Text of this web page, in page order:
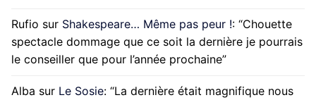
Rufio sur Shakespeare… Même pas peur !: “Chouette
spectacle dommage que ce soit la dernière je pourrais
le conseiller que pour l’année prochaine”
Alba sur Le Sosie: “La dernière était magnifique nous